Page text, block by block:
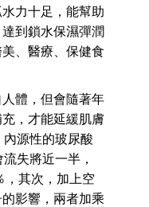
力十足，能幫助
到鎖水保濕彈潤
、醫療、保健食
體，但會隨著年
，才能延緩肌膚
源性的玻尿酸
失將近一半，
，其次，加上空
影響，兩者加乘